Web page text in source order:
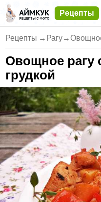
Рецепты
Рецепты → Рагу→Овощное
Овощное рагу
грудкой